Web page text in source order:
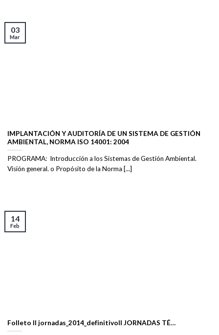
IMPLANTACIÓN Y AUDITORÍA DE UN SISTEMA DE GESTIÓN
AMBIENTAL, NORMA ISO 14001: 2004
PROGRAMA: Introducción a los Sistemas de Gestión Ambiental.
Visión general. o Propósito de la Norma [...]
03
Mar
Folleto II jornadas_2014_definitivoII JORNADAS TÉ…
14
Feb